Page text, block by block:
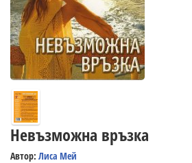
Невъзможна връзка
Автор: Лиса Мей